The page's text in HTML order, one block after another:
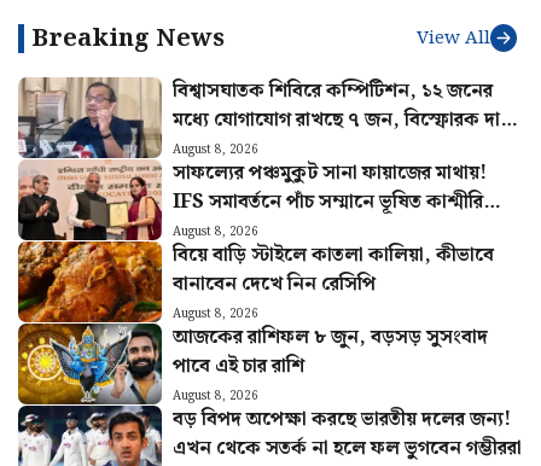
Breaking News View All
বিশ্বাসঘাতক শিবিরে কম্পিটিশন, ১২ জনের
মধ্যে যোগাযোগ রাখছে ৭ জন, বিস্ফোরক দাবি
কুণালের
August 8, 2026
সাফল্যের পঞ্চমুকুট সানা ফায়াজের মাথায়!
IFS সমাবর্তনে পাঁচ সম্মানে ভূষিত কাশ্মীরি
কন্যা
August 8, 2026
বিয়ে বাড়ি স্টাইলে কাতলা কালিয়া, কীভাবে
বানাবেন দেখে নিন রেসিপি
August 8, 2026
আজকের রাশিফল ৮ জুন, বড়সড় সুসংবাদ
পাবে এই চার রাশি
August 8, 2026
বড় বিপদ অপেক্ষা করছে ভারতীয় দলের জন্য!
এখন থেকে সতর্ক না হলে ফল ভুগবেন গম্ভীররা